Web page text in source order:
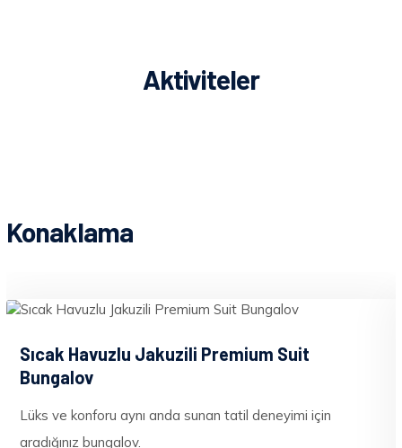
Aktiviteler
Konaklama
Sıcak Havuzlu Jakuzili Premium Suit
Bungalov
Lüks ve konforu aynı anda sunan tatil deneyimi için
aradığınız bungalov.